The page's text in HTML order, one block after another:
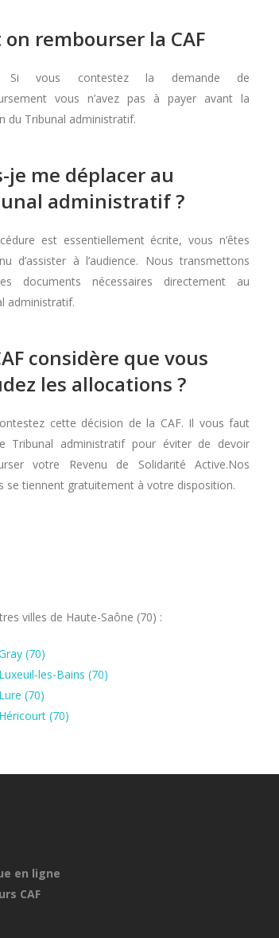
on rembourser la CAF
Si vous contestez la demande de
vous n’avez pas à payer avant la
du Tribunal administratif.
je me déplacer au
administratif ?
est essentiellement écrite, vous n’êtes
d’assister à l’audience. Nous transmettons
documents nécessaires directement au
administratif.
considère que vous
les allocations ?
cette décision de la CAF. Il vous faut
Tribunal administratif pour éviter de devoir
votre Revenu de Solidarité Active.Nos
se tiennent gratuitement à votre disposition.
villes de Haute-Saône (70) :
(70)
les-Bains (70)
(70)
(70)
en ligne
CAF